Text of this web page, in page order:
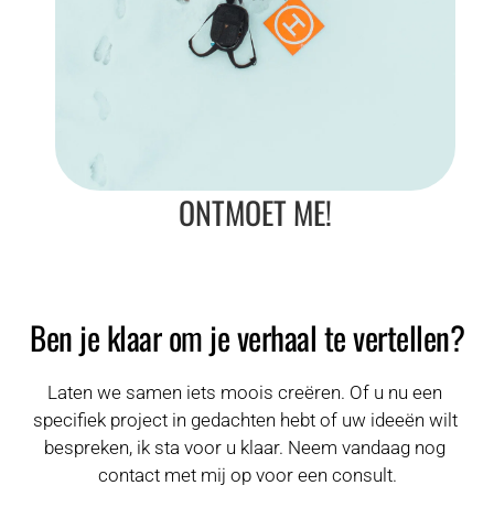
ONTMOET ME!
Ben je klaar om je verhaal te vertellen?
Laten we samen iets moois creëren. Of u nu een
specifiek project in gedachten hebt of uw ideeën wilt
bespreken, ik sta voor u klaar. Neem vandaag nog
contact met mij op voor een consult.